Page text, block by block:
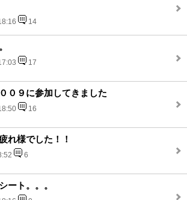
14
17
０９に参加してきました
16
れ様でした！！
6
ート。。。